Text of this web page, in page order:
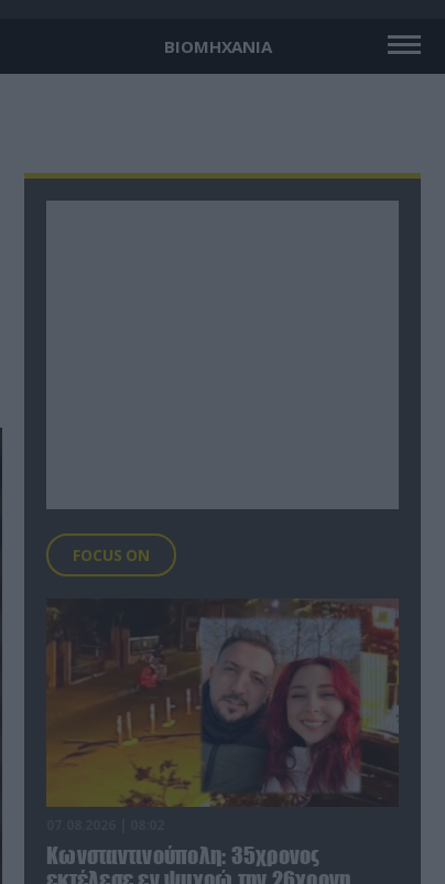
ΒΙΟΜΗΧΑΝΙΑ
FOCUS ON
Κωνσταντινούπολη: 35χρονος